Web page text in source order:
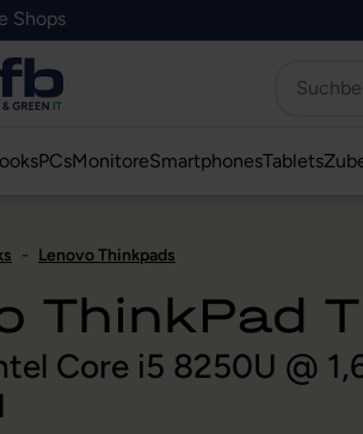
B2B-Plattform springen
Shops
PCsMonitoreSmartphonesTablets
- Lenovo Thinkpads
ThinkPad
Core i5 8250U @